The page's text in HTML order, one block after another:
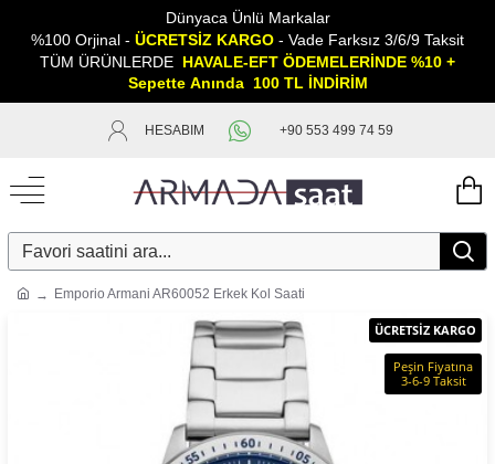
Dünyaca Ünlü Markalar
%100 Orjinal - ÜCRETSİZ KARGO - Vade Farksız 3/6/9 Taksit
TÜM ÜRÜNLERDE HAVALE-EFT ÖDEMELERİNDE %10 +
Sepette Anında 100 TL İNDİRİM
HESABIM +90 553 499 74 59
Emporio Armani AR60052 Erkek Kol Saati
ÜCRETSİZ KARGO
Peşin Fiyatına
3-6-9 Taksit